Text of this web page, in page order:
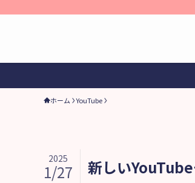
ホーム YouTube
新しい
2025
1/27